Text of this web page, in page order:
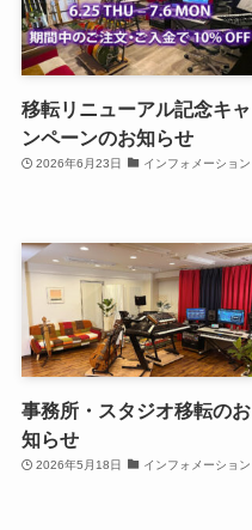
移転リニューアル記念キャ
ンペーンのお知らせ
2026年6月23日 インフォメーション
事務所・スタジオ移転のお
知らせ
2026年5月18日 インフォメーション